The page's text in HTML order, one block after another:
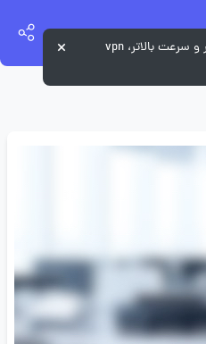
برای تجربه کاربری بهتر و سرعت بالاتر، vpn